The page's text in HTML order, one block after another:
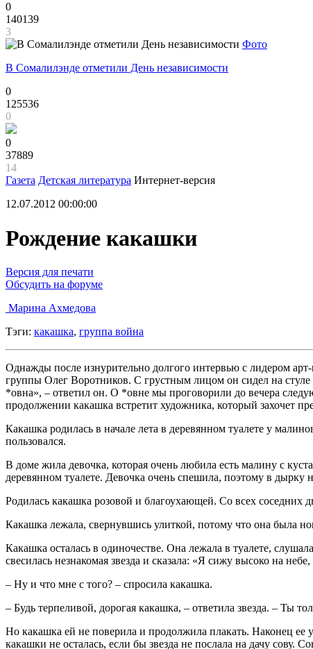
0
140139
3
Фото
В Сомалилэнде отметили День независимости
0
125536
0
0
37889
14
Газета Детская литература Интернет-версия
12.07.2012 00:00:00
Рождение какашки
Версия для печати
Обсудить на форуме
Марина Ахмедова
Тэги: какашка, группа война
Однажды после изнурительно долгого интервью с лидером
группы Олег Воротников. С грустным лицом он сидел на
*овна», – ответил он. О *овне мы проговорили до вечера
продолжении какашка встретит художника, который захочет
Какашка родилась в начале лета в деревянном туалете у
пользовался.
В доме жила девочка, которая очень любила есть малину с
деревянном туалете. Девочка очень спешила, поэтому в дырку
Родилась какашка розовой и благоухающей. Со всех соседних
Какашка лежала, свернувшись улиткой, потому что она была
Какашка осталась в одиночестве. Она лежала в туалете,
свесилась незнакомая звезда и сказала: «Я сижу высоко на
– Ну и что мне с того? – спросила какашка.
– Будь терпеливой, дорогая какашка, – ответила звезда. – Ты
Но какашка ей не поверила и продолжила плакать. Наконец ее
какашки не осталась, если бы звезда не послала на дачу сову.